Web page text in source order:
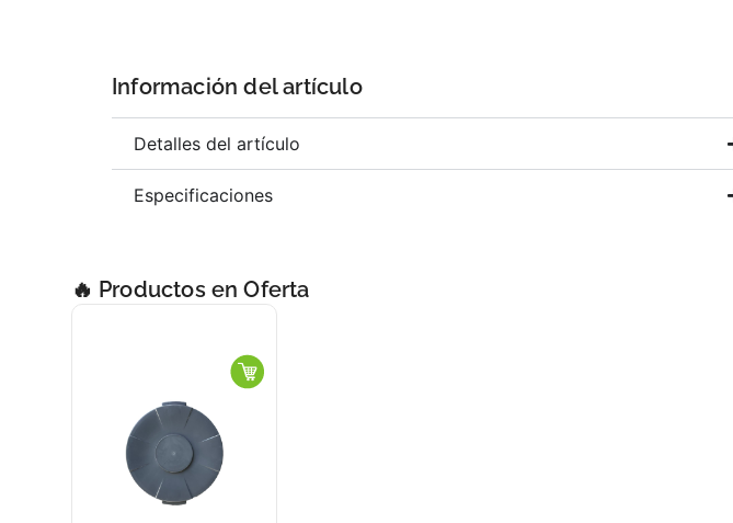
Información del artículo
Detalles del artículo
Especificaciones
🔥 Productos en Oferta